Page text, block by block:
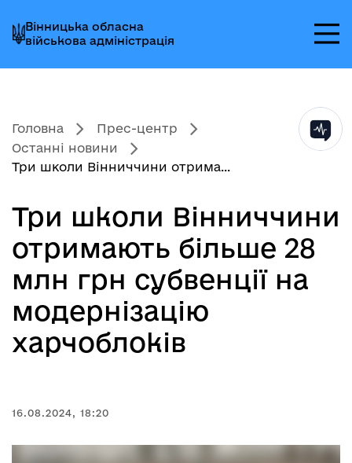
до
головного
меню
до
головного
вмісту
до
головного
колонтитула
Вінницька обласна
військова адміністрація
Головна
Прес-центр
Останні новини
Три школи Вінниччини отрима...
Три школи Вінниччини
отримають більше 28
млн грн субвенції на
модернізацію
харчоблоків
16.08.2024, 18:20